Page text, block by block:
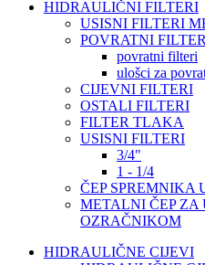
HIDRAULIČNI FILTERI
USISNI FILTERI
POVRATNI
povratni filteri
ulošci za
CIJEVNI FILTERI
OSTALI FILTERI
FILTER TLAKA
USISNI FILTERI
3/4"
1 - 1/4
ČEP SPREMNIKA
METALNI ČEP ZA
OZRAČNIKOM
HIDRAULIČNE CIJEVI